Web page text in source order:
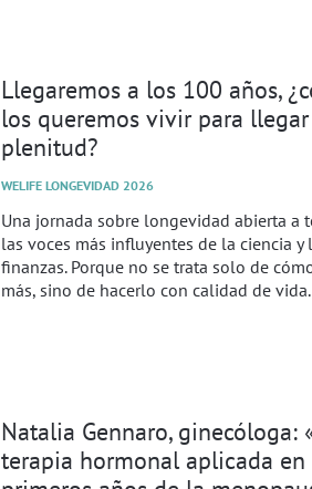
Llegaremos a los 100 años,
los queremos vivir para
plenitud?
WELIFE LONGEVIDAD 2026
Una jornada sobre longevidad abierta a
las voces más influyentes de la ciencia y
finanzas. Porque no se trata solo de
más, sino de hacerlo con calidad de vida.
Natalia Gennaro, ginecóloga:
terapia hormonal aplicada en